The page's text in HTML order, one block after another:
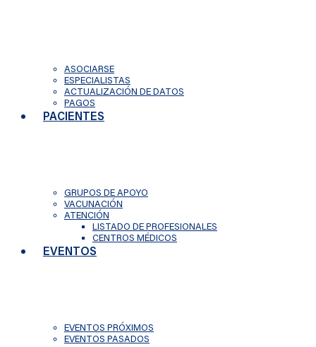
ASOCIARSE
ESPECIALISTAS
ACTUALIZACIÓN DE DATOS
PAGOS
PACIENTES
GRUPOS DE APOYO
VACUNACIÓN
ATENCIÓN
LISTADO DE PROFESIONALES
CENTROS MÉDICOS
EVENTOS
EVENTOS PRÓXIMOS
EVENTOS PASADOS